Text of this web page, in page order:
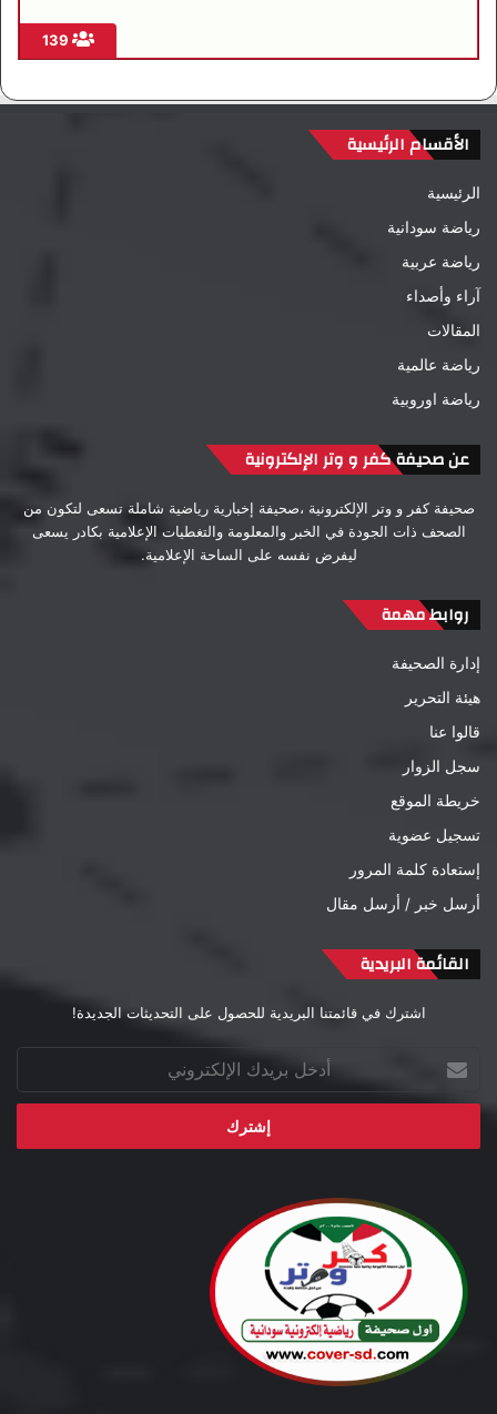
الأقسام الرئيسية
الرئيسية
رياضة سودانية
رياضة عربية
آراء وأصداء
المقالات
رياضة عالمية
رياضة اوروبية
عن صحيفة كفر و وتر الإلكترونية
صحيفة كفر و وتر الإلكترونية ،صحيفة إخبارية رياضية شاملة تسعى لتكون من
الصحف ذات الجودة في الخبر والمعلومة والتغطيات الإعلامية بكادر يسعى
ليفرض نفسه على الساحة الإعلامية.
روابط مهمة
إدارة الصحيفة
هيئة التحرير
قالوا عنا
سجل الزوار
خريطة الموقع
تسجيل عضوية
إستعادة كلمة المرور
أرسل خبر / أرسل مقال
القائمة البريدية
اشترك في قائمتنا البريدية للحصول على التحديثات الجديدة!
بريدك
الإلكتروني